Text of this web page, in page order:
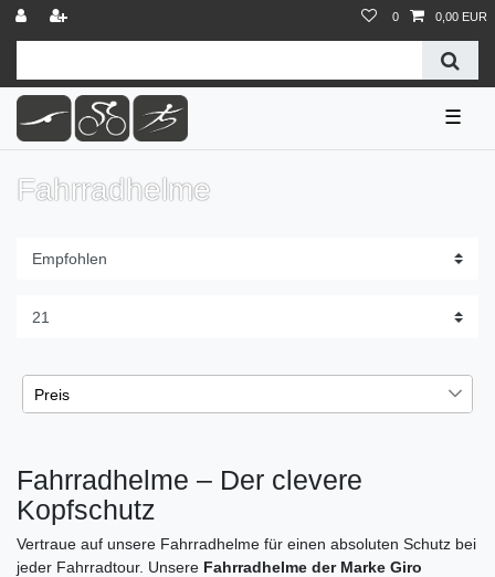
0 0,00 EUR
☰
Fahrradhelme
Preis
Fahrradhelme – Der clevere
Kopfschutz
Vertraue auf unsere Fahrradhelme für einen absoluten Schutz bei
jeder Fahrradtour. Unsere Fahrradhelme der Marke Giro